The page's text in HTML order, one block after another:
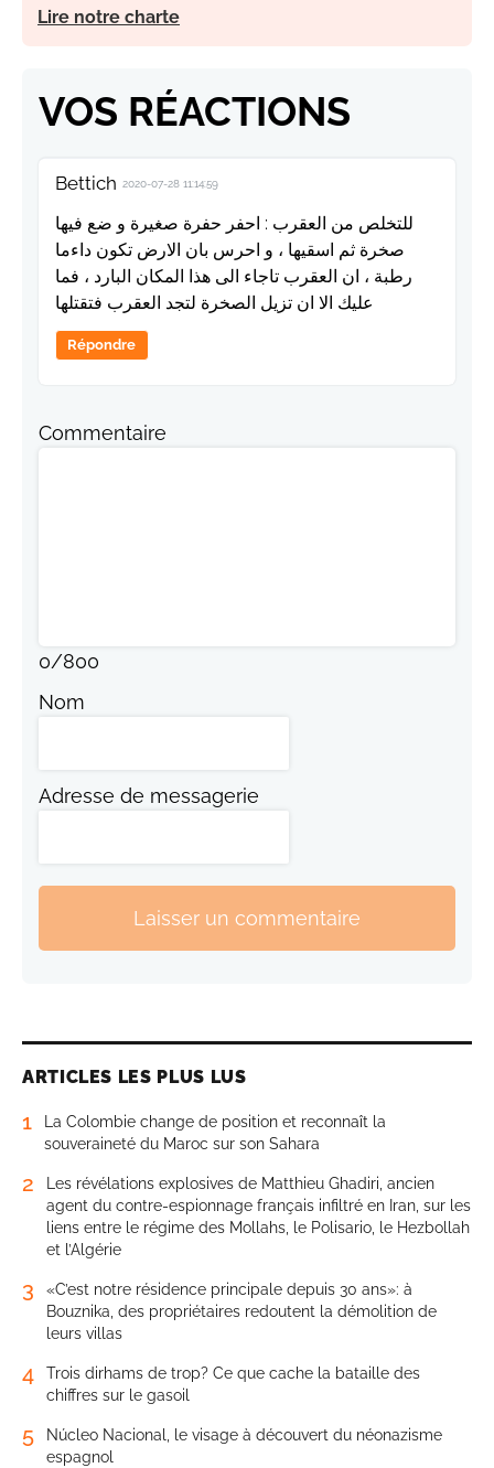
Lire notre charte
VOS RÉACTIONS
Bettich 2020-07-28 11:14:59
للتخلص من العقرب : احفر حفرة صغيرة و ضع فيها
صخرة ثم اسقيها ، و احرس بان الارض تكون داءما
رطبة ، ان العقرب تاجاء الى هذا المكان البارد ، فما
عليك الا ان تزيل الصخرة لتجد العقرب فتقتلها
Répondre
Commentaire
0/800
Nom
Adresse de messagerie
Laisser un commentaire
ARTICLES LES PLUS LUS
1
La Colombie change de position et reconnaît la
souveraineté du Maroc sur son Sahara
2
Les révélations explosives de Matthieu Ghadiri, ancien
agent du contre-espionnage français infiltré en Iran, sur les
liens entre le régime des Mollahs, le Polisario, le Hezbollah
et l’Algérie
3
«C’est notre résidence principale depuis 30 ans»: à
Bouznika, des propriétaires redoutent la démolition de
leurs villas
4
Trois dirhams de trop? Ce que cache la bataille des
chiffres sur le gasoil
5
Núcleo Nacional, le visage à découvert du néonazisme
espagnol